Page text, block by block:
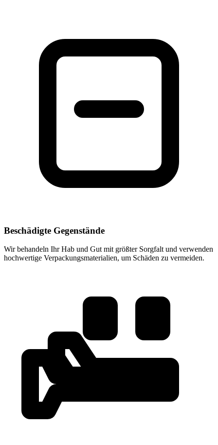
Beschädigte Gegenstände
Wir behandeln Ihr Hab und Gut mit größter Sorgfalt und verwenden
hochwertige Verpackungsmaterialien, um Schäden zu vermeiden.